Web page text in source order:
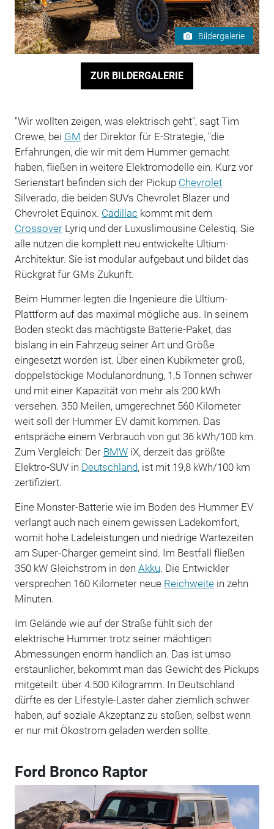
Bildergalerie
ZUR BILDERGALERIE
"Wir wollten zeigen, was elektrisch geht", sagt Tim
Crewe, bei GM der Direktor für E-Strategie, "die
Erfahrungen, die wir mit dem Hummer gemacht
haben, fließen in weitere Elektromodelle ein. Kurz vor
Serienstart befinden sich der Pickup Chevrolet
Silverado, die beiden SUVs Chevrolet Blazer und
Chevrolet Equinox. Cadillac kommt mit dem
CrossoverLyriq und der Luxuslimousine Celestiq. Sie
alle nutzen die komplett neu entwickelte Ultium-
Architektur. Sie ist modular aufgebaut und bildet das
Rückgrat für GMs Zukunft.
Beim Hummer legten die Ingenieure die Ultium-
Plattform auf das maximal mögliche aus. In seinem
Boden steckt das mächtigste Batterie-Paket, das
bislang in ein Fahrzeug seiner Art und Größe
eingesetzt worden ist. Über einen Kubikmeter groß,
doppelstöckige Modulanordnung, 1,5 Tonnen schwer
und mit einer Kapazität von mehr als 200 kWh
versehen. 350 Meilen, umgerechnet 560 Kilometer
weit soll der Hummer EV damit kommen. Das
entspräche einem Verbrauch von gut 36 kWh/100 km.
Zum Vergleich: Der BMWiX, derzeit das größte
Elektro-SUV in Deutschland, ist mit 19,8 kWh/100 km
zertifiziert.
Eine Monster-Batterie wie im Boden des Hummer EV
verlangt auch nach einem gewissen Ladekomfort,
womit hohe Ladeleistungen und niedrige Wartezeiten
am Super-Charger gemeint sind. Im Bestfall fließen
350 kW Gleichstrom in den Akku. Die Entwickler
versprechen 160 Kilometer neue Reichweitein zehn
Minuten.
Im Gelände wie auf der Straße fühlt sich der
elektrische Hummer trotz seiner mächtigen
Abmessungen enorm handlich an. Das ist umso
erstaunlicher, bekommt man das Gewicht des Pickups
mitgeteilt: über 4.500 Kilogramm. In Deutschland
dürfte es der Lifestyle-Laster daher ziemlich schwer
haben, auf soziale Akzeptanz zu stoßen, selbst wenn
er nur mit Ökostrom geladen werden sollte.
Ford Bronco Raptor